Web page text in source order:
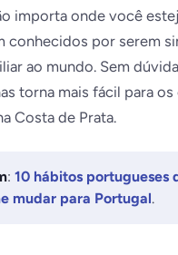
importa onde você
conhecidos por serem
ao mundo. Sem
torna mais fácil para
Costa de Prata.
: 10 hábitos portugueses
mudar para Portugal.